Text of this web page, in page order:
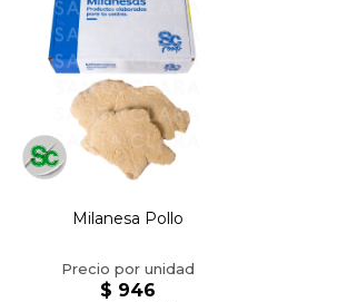
Milanesa Pollo
$ 946